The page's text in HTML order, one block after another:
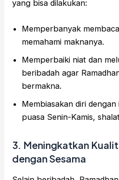
yang bisa dilakukan:
Memperbanyak
memahami maknanya.
Memperbaiki niat dan
beribadah agar
bermakna.
Membiasakan diri
puasa Senin-Kamis,
3. Meningkatkan
dengan Sesama